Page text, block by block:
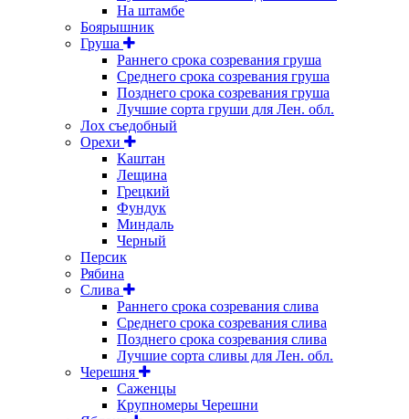
На штамбе
Боярышник
Груша
Раннего срока созревания груша
Среднего срока созревания груша
Позднего срока созревания груша
Лучшие сорта груши для Лен. обл.
Лох съедобный
Орехи
Каштан
Лещина
Грецкий
Фундук
Миндаль
Черный
Персик
Рябина
Слива
Раннего срока созревания слива
Среднего срока созревания слива
Позднего срока созревания слива
Лучшие сорта сливы для Лен. обл.
Черешня
Саженцы
Крупномеры Черешни